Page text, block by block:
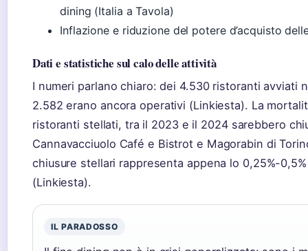
dining (Italia a Tavola)
Inflazione e riduzione del potere d’acquisto
Dati e statistiche sul calo delle attività
I numeri parlano chiaro: dei 4.530 ristoranti avviati
2.582 erano ancora operativi (Linkiesta). La
ristoranti stellati, tra il 2023 e il 2024 sarebbero
Cannavacciuolo Café e Bistrot e Magorabin di
chiusure stellari rappresenta appena lo 0,25%-
(Linkiesta).
IL PARADOSSO